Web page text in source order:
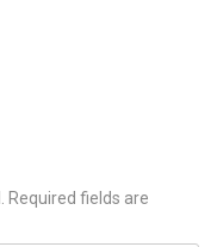
Required fields are